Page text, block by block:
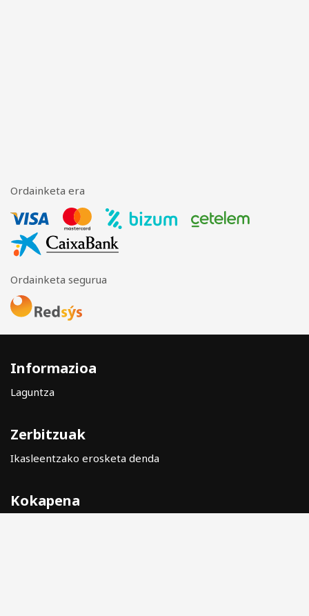
Ordainketa era
Ordainketa segurua
Informazioa
Laguntza
Zerbitzuak
Ikasleentzako erosketa denda
Kokapena